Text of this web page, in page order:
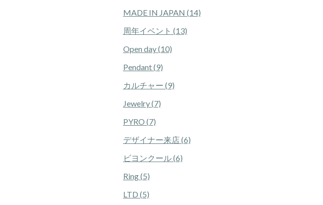
MADE IN JAPAN (14)
周年イベント (13)
Open day (10)
Pendant (9)
カルチャー (9)
Jewelry (7)
PYRO (7)
デザイナー来店 (6)
ビヨンクール (6)
Ring (5)
LTD (5)